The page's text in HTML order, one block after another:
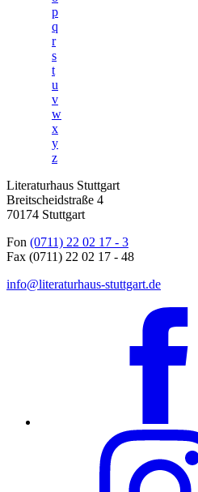
p
q
r
s
t
u
v
w
x
y
z
Literaturhaus Stuttgart
Breitscheidstraße 4
70174 Stuttgart
Fon (0711) 22 02 17 - 3
Fax (0711) 22 02 17 - 48
info@literaturhaus-stuttgart.de